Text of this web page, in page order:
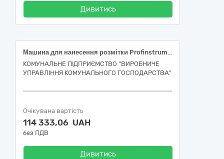
Дивитись
Машина для нанесення розмітки Profinstrument LS-1600 (або еквівалент)
КОМУНАЛЬНЕ ПІДПРИЄМСТВО "ВИРОБНИЧЕ
УПРАВЛІННЯ КОМУНАЛЬНОГО ГОСПОДАРСТВА"
Очікувана вартість
114 333,06 UAH
без ПДВ
Дивитись